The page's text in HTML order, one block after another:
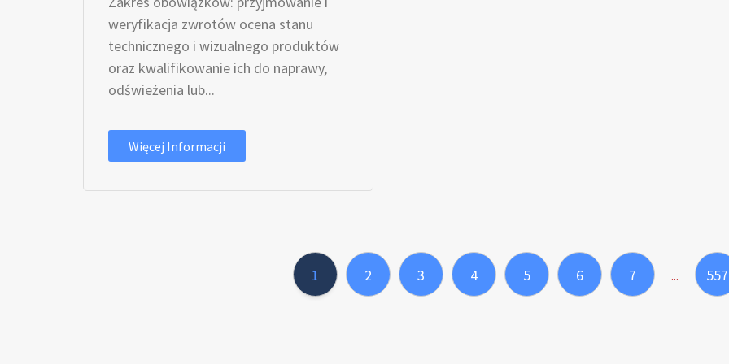
weryfikacja zwrotów ocena stanu
technicznego i wizualnego produktów
oraz kwalifikowanie ich do naprawy,
odświeżenia lub...
Więcej Informacji
1 2 3 4 5 6 7 ... 557